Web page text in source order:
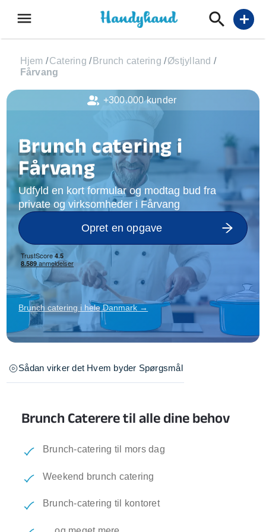
menu add
Hjem /Catering / Brunch catering /Østjylland /
Fårvang
Brunch catering i
Fårvang
Udfyld en kort formular og modtag bud fra
private og virksomheder i Fårvang
Opret en opgave
Brunch catering i hele Danmark →
Sådan virker det Hvem byder Spørgsmål
Brunch Caterere til alle dine behov
Brunch-catering til mors dag
Weekend brunch catering
Brunch-catering til kontoret
+300.000 kunder